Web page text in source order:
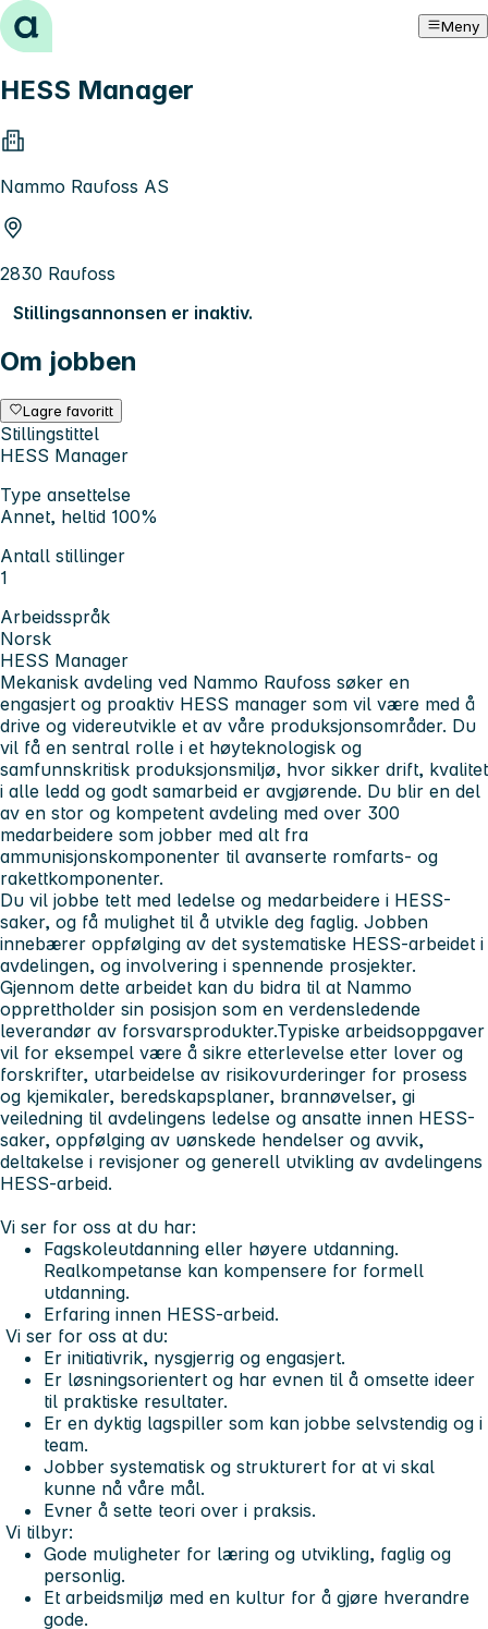
Hopp til innhold Meny
HESS Manager
Nammo Raufoss AS
2830 Raufoss
Stillingsannonsen er inaktiv.
Om jobben
Lagre favoritt
Stillingstittel
HESS Manager
Type ansettelse
Annet, heltid 100%
Antall stillinger
1
Arbeidsspråk
Norsk
HESS Manager
Mekanisk avdeling ved Nammo Raufoss søker en
engasjert og proaktiv HESS manager som vil være med å
drive og videreutvikle et av våre produksjonsområder. Du
vil få en sentral rolle i et høyteknologisk og
samfunnskritisk produksjonsmiljø, hvor sikker drift, kvalitet
i alle ledd og godt samarbeid er avgjørende. Du blir en del
av en stor og kompetent avdeling med over 300
medarbeidere som jobber med alt fra
ammunisjonskomponenter til avanserte romfarts- og
rakettkomponenter.
Du vil jobbe tett med ledelse og medarbeidere i HESS-
saker, og få mulighet til å utvikle deg faglig. Jobben
innebærer oppfølging av det systematiske HESS-arbeidet i
avdelingen, og involvering i spennende prosjekter.
Gjennom dette arbeidet kan du bidra til at Nammo
opprettholder sin posisjon som en verdensledende
leverandør av forsvarsprodukter.Typiske arbeidsoppgaver
vil for eksempel være å sikre etterlevelse etter lover og
forskrifter, utarbeidelse av risikovurderinger for prosess
og kjemikaler, beredskapsplaner, brannøvelser, gi
veiledning til avdelingens ledelse og ansatte innen HESS-
saker, oppfølging av uønskede hendelser og avvik,
deltakelse i revisjoner og generell utvikling av avdelingens
HESS-arbeid.
Vi ser for oss at du har:
Fagskoleutdanning eller høyere utdanning.
Realkompetanse kan kompensere for formell
utdanning.
Erfaring innen HESS-arbeid.
Vi ser for oss at du:
Er initiativrik, nysgjerrig og engasjert.
Er løsningsorientert og har evnen til å omsette ideer
til praktiske resultater.
Er en dyktig lagspiller som kan jobbe selvstendig og i
team.
Jobber systematisk og strukturert for at vi skal
kunne nå våre mål.
Evner å sette teori over i praksis.
Vi tilbyr:
Gode muligheter for læring og utvikling, faglig og
personlig.
Et arbeidsmiljø med en kultur for å gjøre hverandre
gode.